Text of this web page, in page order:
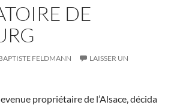
DE
FELDMANN
LAISSER UN
propriétaire de l’Alsace, décida